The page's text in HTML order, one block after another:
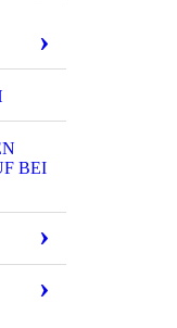
BEI